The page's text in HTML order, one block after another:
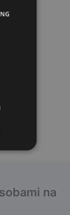
údajů
na